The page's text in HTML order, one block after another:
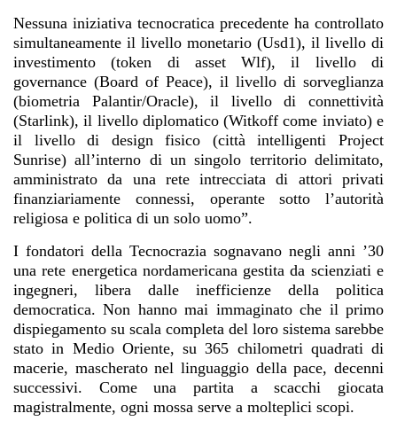
Nessuna iniziativa tecnocratica precedente ha controllato
simultaneamente il livello monetario (Usd1), il livello di
investimento (token di asset Wlf), il livello di
governance (Board of Peace), il livello di sorveglianza
(biometria Palantir/Oracle), il livello di connettività
(Starlink), il livello diplomatico (Witkoff come inviato) e
il livello di design fisico (città intelligenti Project
Sunrise) all’interno di un singolo territorio delimitato,
amministrato da una rete intrecciata di attori privati
finanziariamente connessi, operante sotto l’autorità
religiosa e politica di un solo uomo”.
I fondatori della Tecnocrazia sognavano negli anni ’30
una rete energetica nordamericana gestita da scienziati e
ingegneri, libera dalle inefficienze della politica
democratica. Non hanno mai immaginato che il primo
dispiegamento su scala completa del loro sistema sarebbe
stato in Medio Oriente, su 365 chilometri quadrati di
macerie, mascherato nel linguaggio della pace, decenni
successivi. Come una partita a scacchi giocata
magistralmente, ogni mossa serve a molteplici scopi.